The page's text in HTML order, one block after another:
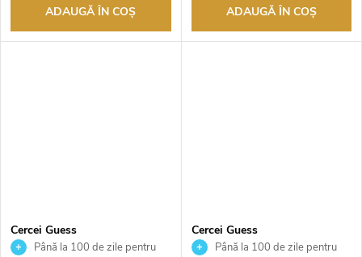
ADAUGĂ ÎN COŞ ADAUGĂ ÎN COŞ
Cercei Guess
JUBE05110JWRHT
Până la 100 de zile pentru
Cercei Guess
JUBE05108JWRHT
Până la 100 de zile pentru